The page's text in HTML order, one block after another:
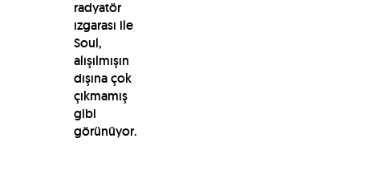
radyatör
ızgarası ile
Soul,
alışılmışın
dışına çok
çıkmamış
gibi
görünüyor.